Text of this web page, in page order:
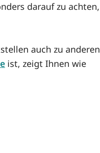
darauf zu achten,
auch zu anderen
ist, zeigt Ihnen wie